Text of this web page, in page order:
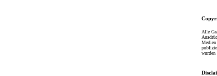
Alle
Medien